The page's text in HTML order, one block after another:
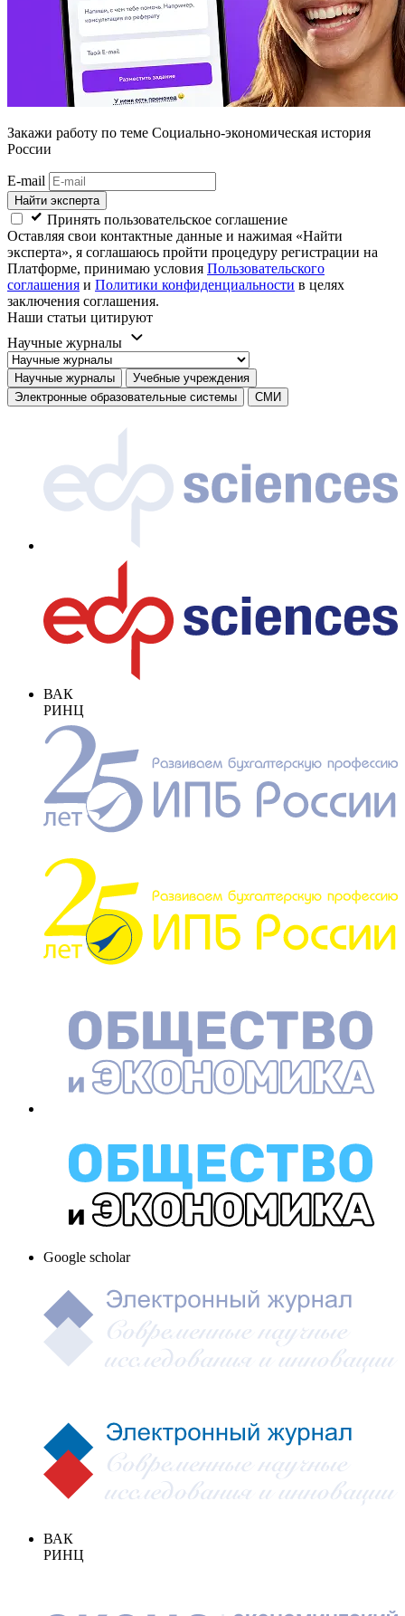
Закажи работу по теме Социально-экономическая история
России
E-mail
Найти эксперта
Принять пользовательское соглашение
Оставляя свои контактные данные и нажимая «Найти
эксперта», я соглашаюсь пройти процедуру регистрации на
Платформе, принимаю условия Пользовательского
соглашения и Политики конфиденциальности в целях
заключения соглашения.
Наши статьи цитируют
Научные журналы
Научные журналы
Учебные учреждения
Электронные образовательные системы
СМИ
ВАК
РИНЦ
Google scholar
ВАК
РИНЦ